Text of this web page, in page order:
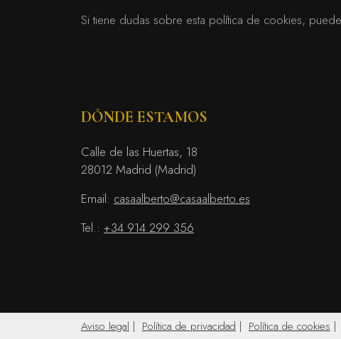
Si tiene dudas sobre esta política de cookies,
DÓNDE ESTAMOS
Calle de las Huertas, 18
28012 Madrid (Madrid)
Email: casaalberto@casaalberto.es
Tel.: +34 914 299 356
Aviso legal | Política de privacidad | Política de cookies |